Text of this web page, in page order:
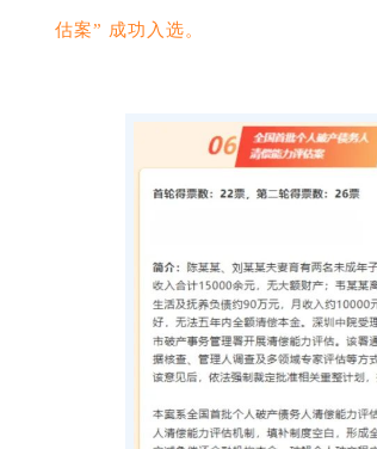
估案” 成功入选。